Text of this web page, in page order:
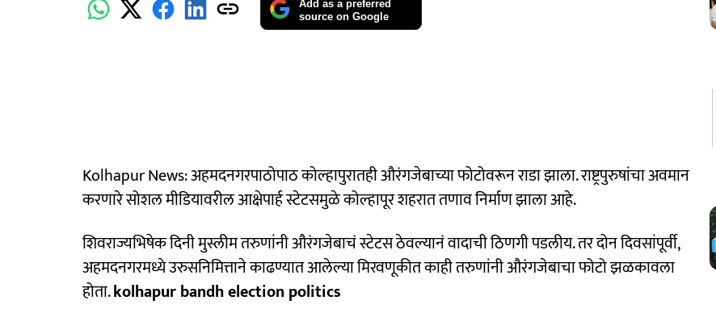
Add as a preferred
source on Google
Kolhapur News: अहमदनगरपाठोपाठ कोल्हापुरातही औरंगजेबाच्या फोटोवरून राडा झाला. राष्ट्रपुरुषांचा अवमान
करणारे सोशल मीडियावरील आक्षेपार्ह स्टेटसमुळे कोल्हापूर शहरात तणाव निर्माण झाला आहे.
शिवराज्यभिषेक दिनी मुस्लीम तरुणांनी औरंगजेबाचं स्टेटस ठेवल्यानं वादाची ठिणगी पडलीय. तर दोन दिवसांपूर्वी,
अहमदनगरमध्ये उरुसनिमित्ताने काढण्यात आलेल्या मिरवणूकीत काही तरुणांनी औरंगजेबाचा फोटो झळकावला
होता.kolhapur bandh election politics